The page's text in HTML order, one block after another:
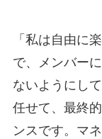
「私は自由に
で、メンバー
ないようにし
任せて、最終
ンスです。マ